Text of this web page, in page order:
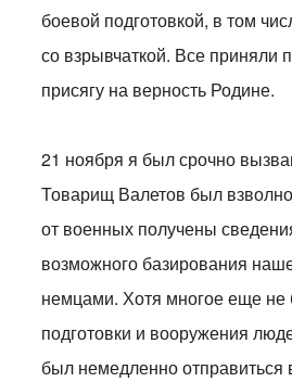
боевой подготовкой, в том
со взрывчаткой. Все приняли
присягу на верность Родине.
21 ноября я был срочно
Товарищ Валетов был
от военных получены
возможного базирования
немцами. Хотя многое еще не
подготовки и вооружения
был немедленно отправиться